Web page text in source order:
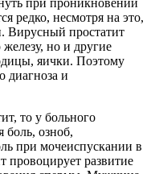
редко, несмотря на это,
Вирусный простатит
но и другие
яички. Поэтому
диагноза и
то у больного
боль, озноб,
при мочеиспускании в
провоцирует развитие